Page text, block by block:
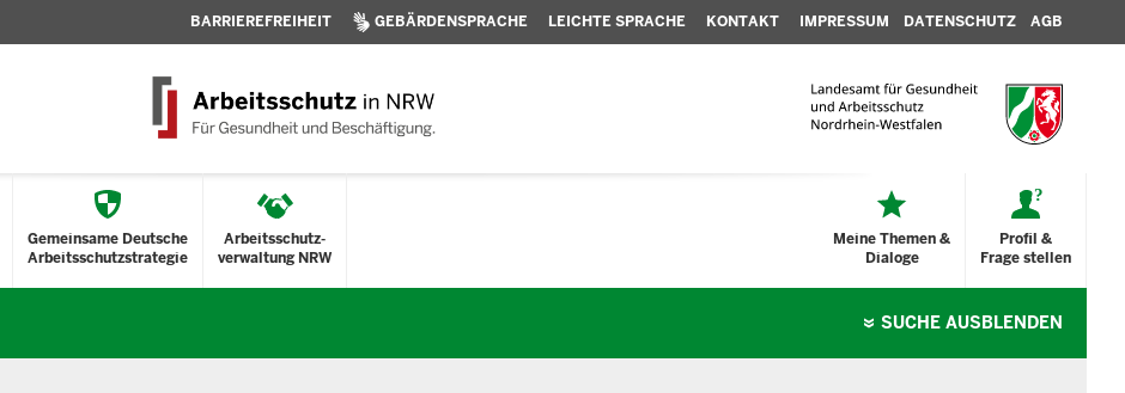
BARRIEREFREIHEIT GEBÄRDENSPRACHE LEICHTE SPRACHE KONTAKT IMPRESSUM DATENSCHUTZ AGB
Gemeinsame Deutsche
Arbeitsschutzstrategie
Arbeitsschutz-
verwaltung NRW
Profil &
Frage stellen
Meine Themen &
Dialoge
SUCHE AUSBLENDEN